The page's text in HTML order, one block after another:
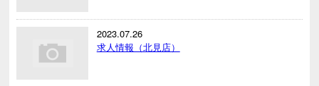
2023.07.26
求人情報（北見店）